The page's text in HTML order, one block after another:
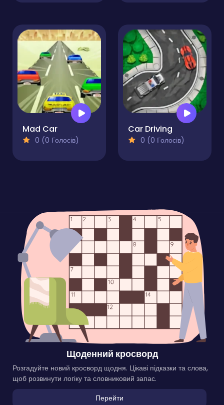
Mad Car
0 (0 Голосів)
Car Driving
0 (0 Голосів)
Щоденний кросворд
Розгадуйте новий кросворд щодня. Цікаві підказки та слова,
щоб розвинути логіку та словниковий запас.
Перейти